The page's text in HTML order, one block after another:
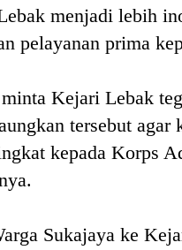
menjadi lebih
pelayanan prima
Kejari Lebak
tersebut agar
kepada Korps
Sukajaya ke